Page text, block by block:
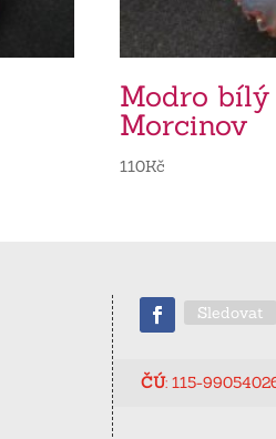
Modro bílý
Morcinov
110Kč
Sledovat
ČÚ: 115-